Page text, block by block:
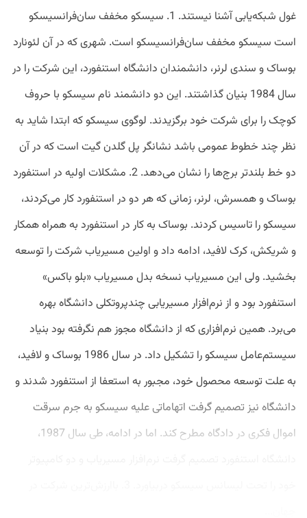
غول شبکه‌یابی آشنا نیستند. 1. سیسکو مخفف سان‌فرانسیسکو
است سیسکو مخفف سان‌‌فرانسیسکو است. شهری که در آن لئونارد
بوساک و سندی لرنر، دانشمندان دانشگاه استنفورد، این شرکت را در
سال 1984 بنیان گذاشتند. این دو دانشمند نام سیسکو با حروف
کوچک را برای شرکت خود برگزیدند. لوگوی سیسکو که ابتدا شاید به
نظر چند خطوط عمومی باشد نشانگر پل گلدن گیت است که در آن
دو خط بلندتر برج‌ها را نشان می‌دهد. 2. مشکلات اولیه در استنفورد
بوساک و همسرش، لرنر، زمانی که هر دو در استنفورد کار می‌کردند،
سیسکو را تاسیس کردند. بوساک به کار در استنفورد به همراه همکار
و شریکش، کرک لافید، ادامه داد و اولین مسیریاب شرکت را توسعه
بخشید. ولی این مسیریاب نسخه بدل مسیریاب «بلو باکس»
استنفورد بود و از نرم‌افزار مسیریابی چندپروتکلی دانشگاه بهره
می‌برد. همین نرم‌افزاری که از دانشگاه مجوز هم نگرفته بود بنیاد
سیستم‌عامل سیسکو را تشکیل داد. در سال 1986 بوساک و لافید،
به علت توسعه محصول خود، مجبور به استعفا از استنفورد شدند و
دانشگاه نیز تصمیم گرفت اتهاماتی علیه سیسکو به جرم سرقت
اموال فکری در دادگاه مطرح کند. اما در ادامه، طی سال 1987،